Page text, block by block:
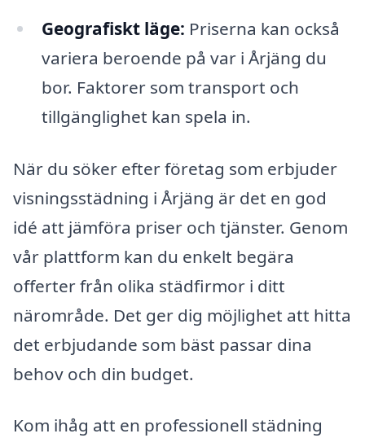
Geografiskt läge: Priserna kan också
variera beroende på var i Årjäng du
bor. Faktorer som transport och
tillgänglighet kan spela in.
När du söker efter företag som erbjuder
visningsstädning i Årjäng är det en god
idé att jämföra priser och tjänster. Genom
vår plattform kan du enkelt begära
offerter från olika städfirmor i ditt
närområde. Det ger dig möjlighet att hitta
det erbjudande som bäst passar dina
behov och din budget.
Kom ihåg att en professionell städning